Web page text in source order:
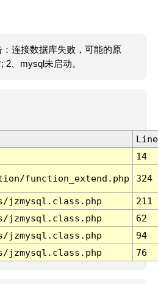
连接数据库失败，可能的原
2、mysql未启动。
Line
14
function_extend.php 324
jzmysql.class.php
211
jzmysql.class.php
62
jzmysql.class.php
94
jzmysql.class.php 76